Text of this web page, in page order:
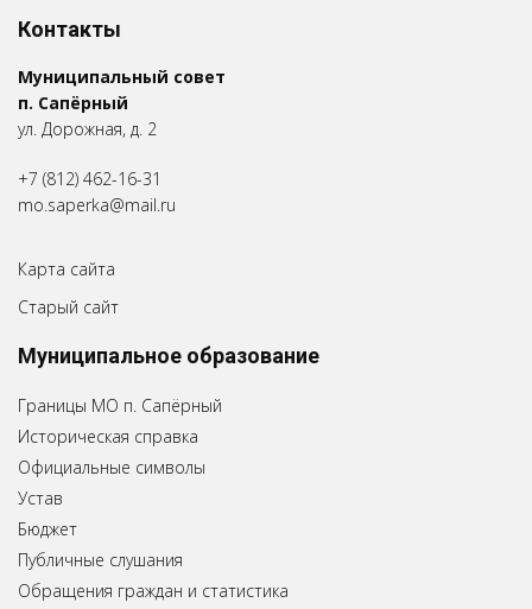
Контакты
Муниципальный совет
п. Сапёрный
ул. Дорожная, д. 2
+7 (812) 462-16-31
mo.saperka@mail.ru
Карта сайта
Старый сайт
Муниципальное образование
Границы МО п. Сапёрный
Историческая справка
Официальные символы
Устав
Бюджет
Публичные слушания
Обращения граждан и статистика